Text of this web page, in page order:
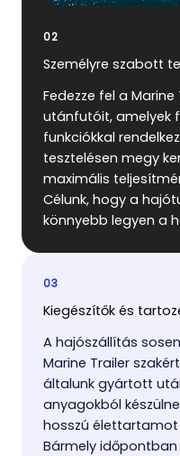
02
Személyre szabott
Fedezze fel a
utánfutóit, amelyek
funkciókkal
tesztelésen megy
maximális
Célunk, hogy a
könnyebb legyen a
03
Kiegészítők és
A hajószállítás
Marine Trailer
általunk gyártott
anyagokból
hosszú
Bármely